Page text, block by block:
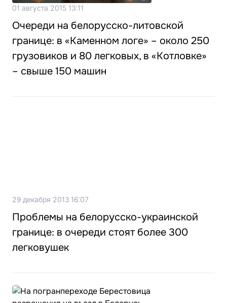
01 августа 2015 13:11
Очереди на белорусско-литовской
границе: в «Каменном логе» – около 250
грузовиков и 80 легковых, в «Котловке»
– свыше 150 машин
29 декабря 2013 16:07
Проблемы на белорусско-украинской
границе: в очереди стоят более 300
легковушек